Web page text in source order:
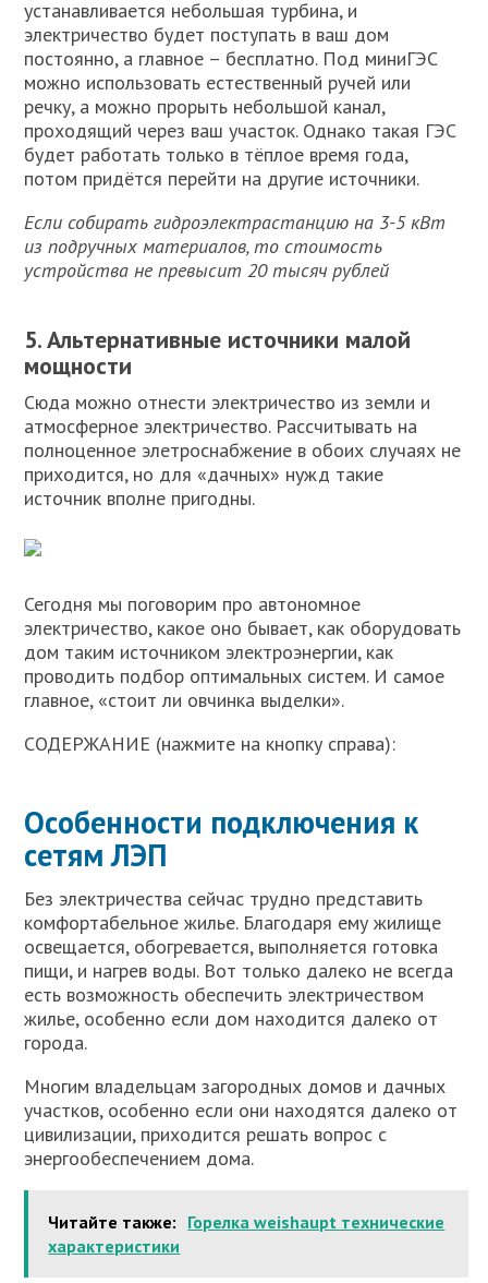
устанавливается небольшая турбина, и
электричество будет поступать в ваш дом
постоянно, а главное – бесплатно. Под миниГЭС
можно использовать естественный ручей или
речку, а можно прорыть небольшой канал,
проходящий через ваш участок. Однако такая ГЭС
будет работать только в тёплое время года,
потом придётся перейти на другие источники.
Если собирать гидроэлектрастанцию на 3-5 кВт
из подручных материалов, то стоимость
устройства не превысит 20 тысяч рублей
5. Альтернативные источники малой
мощности
Сюда можно отнести электричество из земли и
атмосферное электричество. Рассчитывать на
полноценное элетроснабжение в обоих случаях не
приходится, но для «дачных» нужд такие
источник вполне пригодны.
Сегодня мы поговорим про автономное
электричество, какое оно бывает, как оборудовать
дом таким источником электроэнергии, как
проводить подбор оптимальных систем. И самое
главное, «стоит ли овчинка выделки».
СОДЕРЖАНИЕ (нажмите на кнопку справа):
Особенности подключения к
сетям ЛЭП
Без электричества сейчас трудно представить
комфортабельное жилье. Благодаря ему жилище
освещается, обогревается, выполняется готовка
пищи, и нагрев воды. Вот только далеко не всегда
есть возможность обеспечить электричеством
жилье, особенно если дом находится далеко от
города.
Многим владельцам загородных домов и дачных
участков, особенно если они находятся далеко от
цивилизации, приходится решать вопрос с
энергообеспечением дома.
Читайте также: Горелка weishaupt технические
характеристики